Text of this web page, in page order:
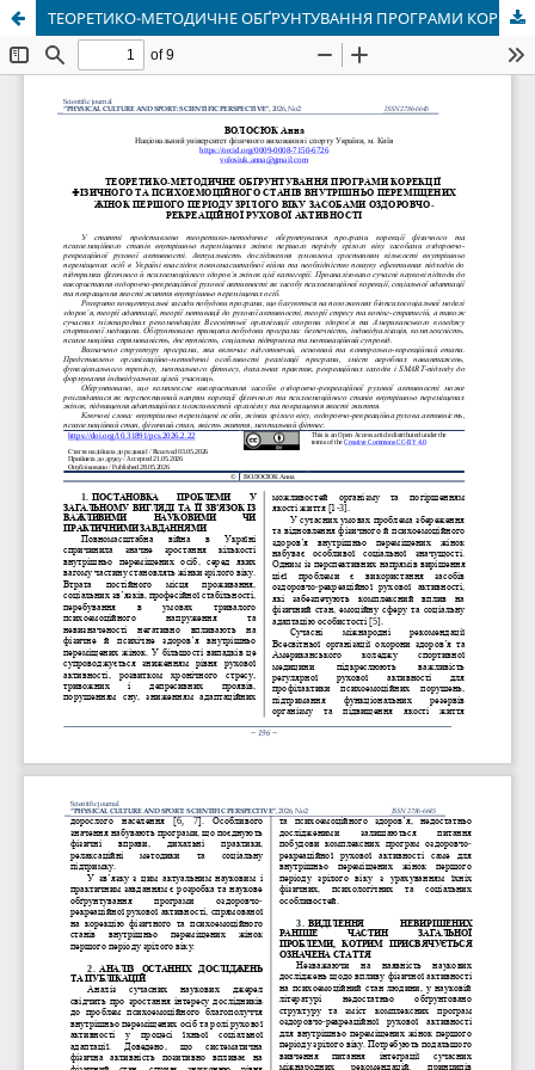
ТЕОРЕТИКО-МЕТОДИЧНЕ ОБҐРУНТУВАННЯ ПРОГРАМИ КОРЕКЦІЇ ФІЗИЧНОГО ТА ПСИХОЕМОЦІЙНОГО СТАНІВ ВНУТРІШНЬО ПЕРЕМІЩЕНИХ ЖІНОК ПЕРШОГО ПЕРІОДУ ЗРІЛОГО ВІКУ ЗАСОБАМИ ОЗДОРОВЧО-РЕКРЕАЦІЙНОЇ РУХОВОЇ АКТИВНОСТІ